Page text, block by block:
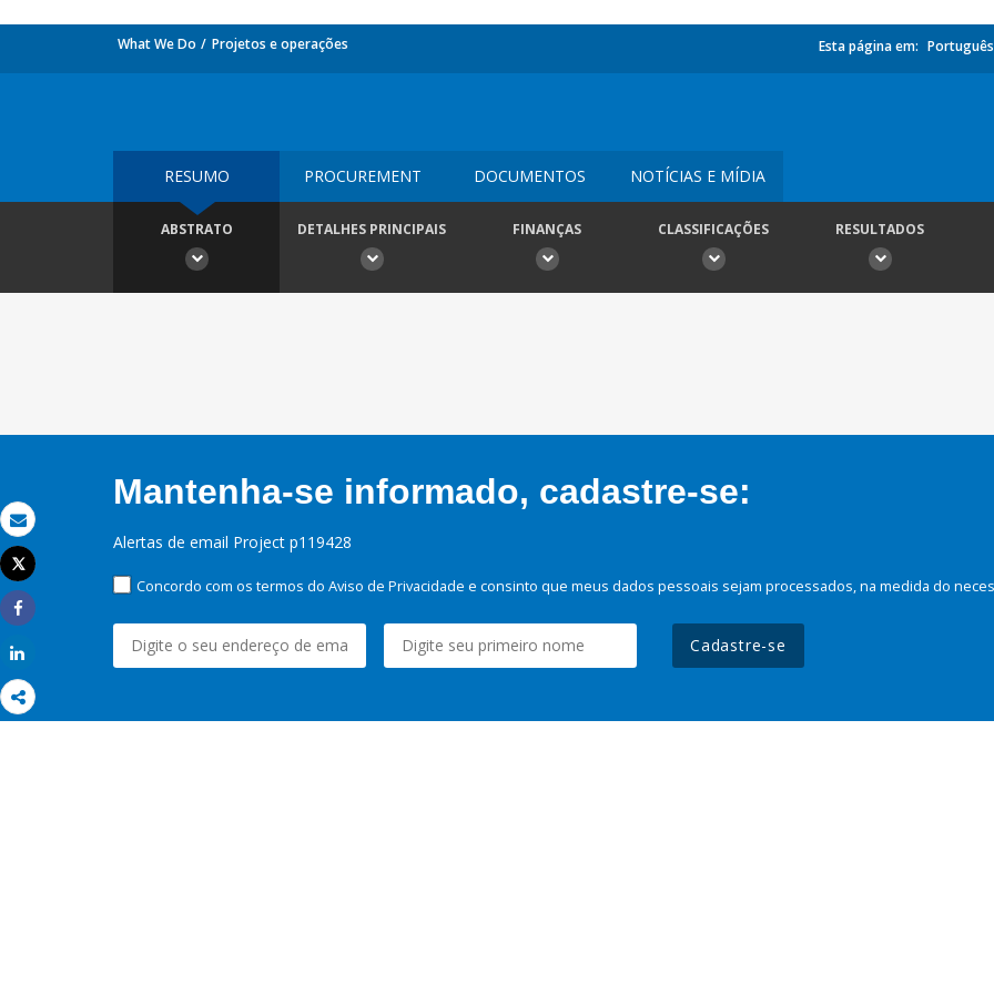
Email
Imprimir
Tweet
Share
What We Do Projetos e operações Esta página em: Português
RESUMO PROCUREMENT DOCUMENTOS NOTÍCIAS E MÍDIA
ABSTRATO DETALHES PRINCIPAIS FINANÇAS CLASSIFICAÇÕES RESULTADOS
Mantenha-se informado, cadastre-se:
Alertas de email Project p119428
Concordo com os termos do Aviso de Privacidade e consinto que meus dados pessoais sejam processados, na medida do
Cadastre-se